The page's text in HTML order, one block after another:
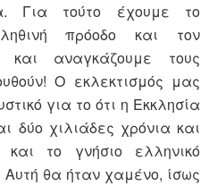
Για τούτο έχουμε το
πρόοδο και τον
και αναγκάζουμε τους
Ο εκλεκτισμός μας
για το ότι η Εκκλησία
δύο χιλιάδες χρόνια και
το γνήσιο ελληνικό
θα ήταν χαμένο, ίσως